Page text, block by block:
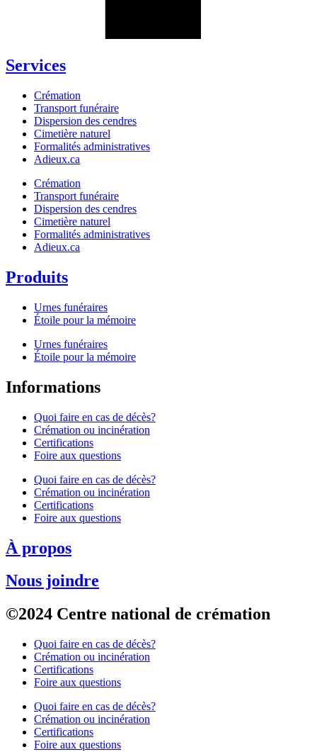
Services
Crémation
Transport funéraire
Dispersion des cendres
Cimetière naturel
Formalités administratives
Adieux.ca
Crémation
Transport funéraire
Dispersion des cendres
Cimetière naturel
Formalités administratives
Adieux.ca
Produits
Urnes funéraires
Étoile pour la mémoire
Urnes funéraires
Étoile pour la mémoire
Informations
Quoi faire en cas de décès?
Crémation ou incinération
Certifications
Foire aux questions
Quoi faire en cas de décès?
Crémation ou incinération
Certifications
Foire aux questions
À propos
Nous joindre
©2024 Centre national de crémation
Quoi faire en cas de décès?
Crémation ou incinération
Certifications
Foire aux questions
Quoi faire en cas de décès?
Crémation ou incinération
Certifications
Foire aux questions